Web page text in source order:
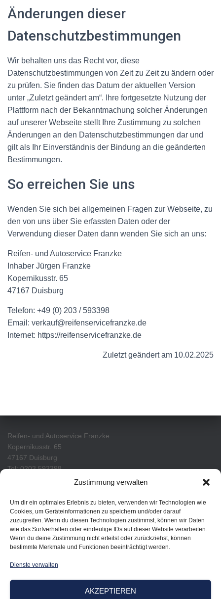
Zustimmung verwalten
Um dir ein optimales Erlebnis zu bieten, verwenden wir Technologien wie
Cookies, um Geräteinformationen zu speichern und/oder darauf
zuzugreifen. Wenn du diesen Technologien zustimmst, können wir Daten
wie das Surfverhalten oder eindeutige IDs auf dieser Website verarbeiten.
Wenn du deine Zustimmung nicht erteilst oder zurückziehst, können
bestimmte Merkmale und Funktionen beeinträchtigt werden.
Dienste verwalten
AKZEPTIEREN
Änderungen dieser
Datenschutzbestimmungen
Wir behalten uns das Recht vor, diese
Datenschutzbestimmungen von Zeit zu Zeit zu ändern oder
zu prüfen. Sie finden das Datum der aktuellen Version
unter „Zuletzt geändert am“. Ihre fortgesetzte Nutzung der
Plattform nach der Bekanntmachung solcher Änderungen
auf unserer Webseite stellt Ihre Zustimmung zu solchen
Änderungen an den Datenschutzbestimmungen dar und
gilt als Ihr Einverständnis der Bindung an die geänderten
Bestimmungen.
So erreichen Sie uns
Wenden Sie sich bei allgemeinen Fragen zur Webseite, zu
den von uns über Sie erfassten Daten oder der
Verwendung dieser Daten dann wenden Sie sich an uns:
Reifen- und Autoservice Franzke
Inhaber Jürgen Franzke
Kopernikusstr. 65
47167 Duisburg
Telefon: +49 (0) 203 / 593398
Email: verkauf@reifenservicefranzke.de
Internet: https://reifenservicefranzke.de
Zuletzt geändert am 10.02.2025
Reifen- und Autoservice Franzke
Kopernikusstr. 65
47167 Duisburg
Tel: 0203 593398